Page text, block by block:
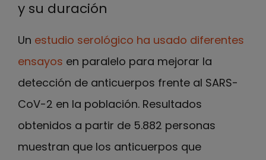
y su duración
Un estudio serológico ha usado diferentes
ensayos en paralelo para mejorar la
detección de anticuerpos frente al SARS-
CoV-2 en la población. Resultados
obtenidos a partir de 5.882 personas
muestran que los anticuerpos que